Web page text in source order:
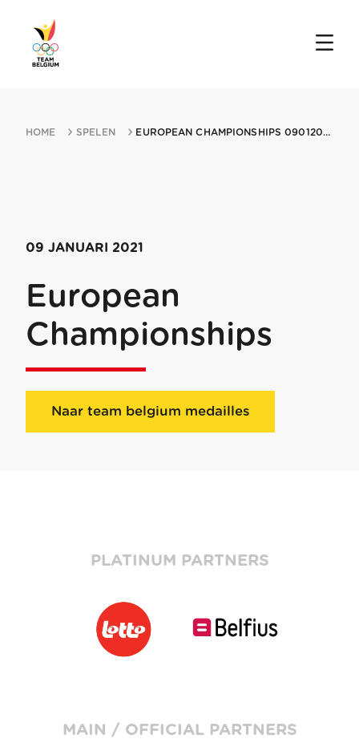
HOME SPELEN EUROPEAN CHAMPIONSHIPS 09012021 WINTERBERG
09 JANUARI 2021
European
Championships
Naar team belgium medailles
PLATINUM PARTNERS
MAIN / OFFICIAL PARTNERS